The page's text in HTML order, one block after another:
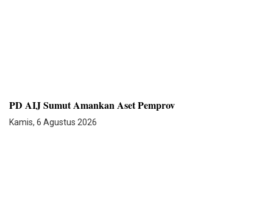
PD AIJ Sumut Amankan Aset Pemprov
Kamis, 6 Agustus 2026